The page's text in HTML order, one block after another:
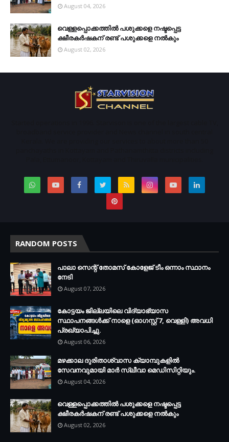
August 04, 2026
വെള്ളപ്പൊക്കത്തില്‍ പശുക്കളെ നഷ്ടപ്പെട്ട
ക്ഷീരകര്‍ഷകന് രണ്ട് പശുക്കളെ നല്‍കും
August 02, 2026
RANDOM POSTS
പാലാ സെന്റ് തോമസ് കോളേജ് ടീം ഒന്നാം സ്ഥാനം
നേടി
August 07, 2026
കോട്ടയം ജില്ലയിലെ വിദ്യാഭ്യാസ
സ്ഥാപനങ്ങള്‍ക്ക് നാളെ (ഓഗസ്റ്റ് 7, വെള്ളി) അവധി
പ്രഖ്യാപിച്ചു.
August 06, 2026
മഴക്കാല ദുരിതാശ്വാസ ക്യാമ്പുകളിൽ
സേവനവുമായി മാർ സ്ലീവാ മെഡിസിറ്റിയും.
August 04, 2026
വെള്ളപ്പൊക്കത്തില്‍ പശുക്കളെ നഷ്ടപ്പെട്ട
ക്ഷീരകര്‍ഷകന് രണ്ട് പശുക്കളെ നല്‍കും
August 02, 2026